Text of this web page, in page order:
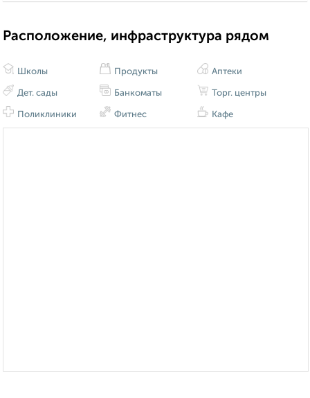
Расположение, инфраструктура рядом
Школы
Дет. сады
Поликлиники
Продукты
Банкоматы
Фитнес
Аптеки
Торг. центры
Кафе